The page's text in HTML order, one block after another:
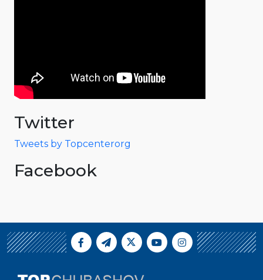
Twitter
Tweets by Topcenterorg
Facebook